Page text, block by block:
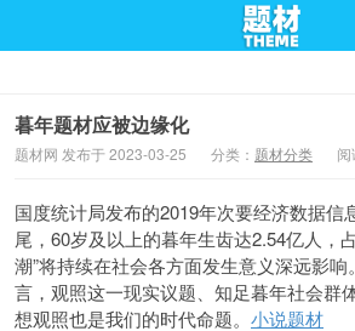
暮年题材应被边缘化
题材网 发布于 2023-03-25 分类： 题材分类
国度统计局发布的2019年次要经济数据信
尾，60岁及以上的暮年生齿达2.54亿人，
潮”将持续在社会各方面发生意义深远影
言，观照这一现实议题、知足暮年社会群
想观照也是我们的时代命题。 小说题材